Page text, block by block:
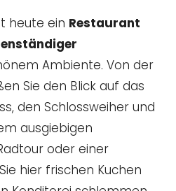
heute ein Restaurant
Ambiente. Von der
Sie den Blick auf das
den Schlossweiher und
ausgiebigen
oder einer
hier frischen Kuchen